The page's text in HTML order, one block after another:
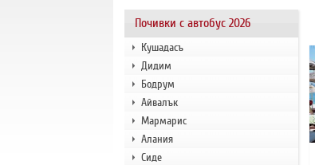
Почивки с автобус 2026
Кушадасъ
Дидим
Бодрум
Айвалък
Мармарис
Алания
Сиде